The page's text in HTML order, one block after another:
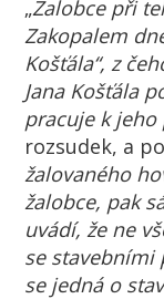
„Žalobce při
Zakopalem
Košťála“, z
Jana Košťála
pracuje k jeho
rozsudek, a
žalovaného
žalobce, pak
uvádí, že ne
se stavebními
se jedná o